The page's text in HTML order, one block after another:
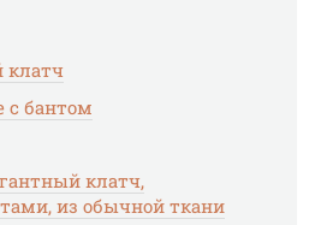
клатч
с бантом
клатч,
из обычной ткани